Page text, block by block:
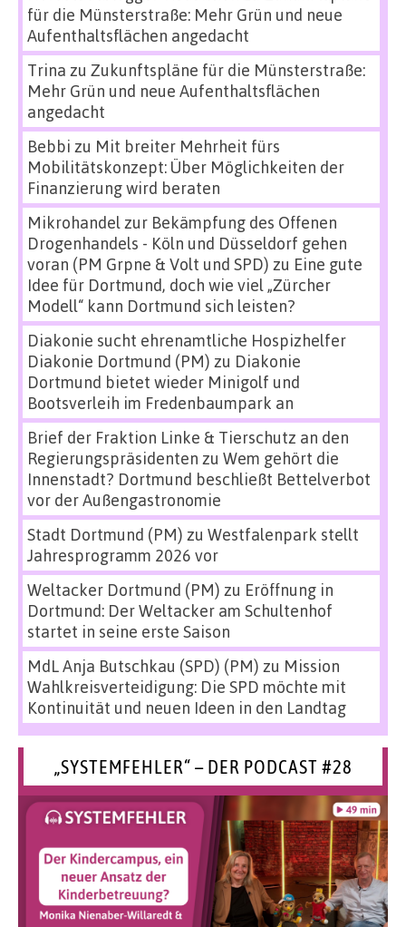
für die Münsterstraße: Mehr Grün und neue
Aufenthaltsflächen angedacht
Trina zu Zukunftspläne für die Münsterstraße:
Mehr Grün und neue Aufenthaltsflächen
angedacht
Bebbi zu Mit breiter Mehrheit fürs
Mobilitätskonzept: Über Möglichkeiten der
Finanzierung wird beraten
Mikrohandel zur Bekämpfung des Offenen
Drogenhandels - Köln und Düsseldorf gehen
voran (PM Grpne & Volt und SPD) zu Eine gute
Idee für Dortmund, doch wie viel „Zürcher
Modell“ kann Dortmund sich leisten?
Diakonie sucht ehrenamtliche Hospizhelfer
Diakonie Dortmund (PM) zu Diakonie
Dortmund bietet wieder Minigolf und
Bootsverleih im Fredenbaumpark an
Brief der Fraktion Linke & Tierschutz an den
Regierungspräsidenten zu Wem gehört die
Innenstadt? Dortmund beschließt Bettelverbot
vor der Außengastronomie
Stadt Dortmund (PM) zu Westfalenpark stellt
Jahresprogramm 2026 vor
Weltacker Dortmund (PM) zu Eröffnung in
Dortmund: Der Weltacker am Schultenhof
startet in seine erste Saison
MdL Anja Butschkau (SPD) (PM) zu Mission
Wahlkreisverteidigung: Die SPD möchte mit
Kontinuität und neuen Ideen in den Landtag
„SYSTEMFEHLER“ – DER PODCAST #28